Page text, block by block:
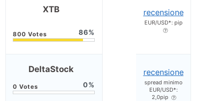
XTB
86
recensione
EUR/USD*: pip
DeltaStock
0
recensione
spread minimo
EUR/USD*:
2,0pip